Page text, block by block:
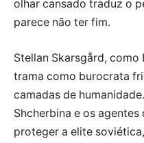
olhar cansado traduz o
parece não ter fim.
Stellan Skarsgård, como
trama como burocrata
camadas de
Shcherbina e os agentes
proteger a elite